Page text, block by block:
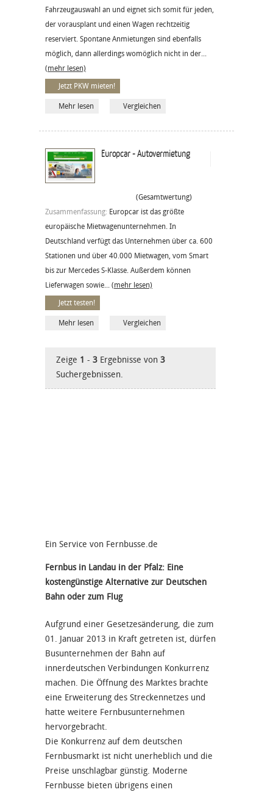
Fahrzeugauswahl an und eignet sich somit für jeden,
der vorausplant und einen Wagen rechtzeitig
reserviert. Spontane Anmietungen sind ebenfalls
möglich, dann allerdings womöglich nicht in der...
(mehr lesen)
Jetzt PKW mieten!
Mehr lesen Vergleichen
Europcar - Autovermietung
(Gesamtwertung)
Zusammenfassung: Europcar ist das größte
europäische Mietwagenunternehmen. In
Deutschland verfügt das Unternehmen über ca. 600
Stationen und über 40.000 Mietwagen, vom Smart
bis zur Mercedes S-Klasse. Außerdem können
Lieferwagen sowie... (mehr lesen)
Jetzt testen!
Mehr lesen Vergleichen
Zeige 1 - 3 Ergebnisse von 3
Suchergebnissen.
Ein Service von Fernbusse.de
Fernbus in Landau in der Pfalz: Eine
kostengünstige Alternative zur Deutschen
Bahn oder zum Flug
Aufgrund einer Gesetzesänderung, die zum
01. Januar 2013 in Kraft getreten ist, dürfen
Busunternehmen der Bahn auf
innerdeutschen Verbindungen Konkurrenz
machen. Die Öffnung des Marktes brachte
eine Erweiterung des Streckennetzes und
hatte weitere Fernbusunternehmen
hervorgebracht.
Die Konkurrenz auf dem deutschen
Fernbusmarkt ist nicht unerheblich und die
Preise unschlagbar günstig. Moderne
Fernbusse bieten übrigens einen